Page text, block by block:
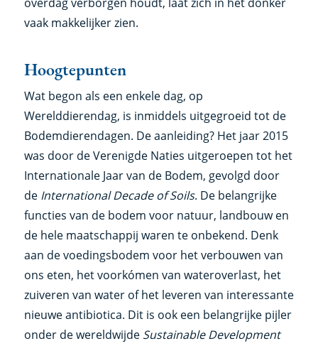
vaak makkelijker zien.
Hoogtepunten
Wat begon als een enkele dag, op
Werelddierendag, is inmiddels uitgegroeid tot de
Bodemdierendagen. De aanleiding? Het jaar 2015
was door de Verenigde Naties uitgeroepen tot het
Internationale Jaar van de Bodem, gevolgd door
de International Decade of Soils. De belangrijke
functies van de bodem voor natuur, landbouw en
de hele maatschappij waren te onbekend. Denk
aan de voedingsbodem voor het verbouwen van
ons eten, het voorkómen van wateroverlast, het
zuiveren van water of het leveren van interessante
nieuwe antibiotica. Dit is ook een belangrijke pijler
onder de wereldwijde Sustainable Development